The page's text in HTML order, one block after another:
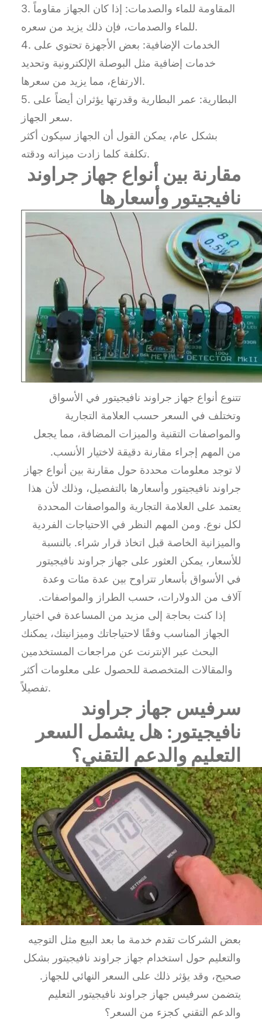
3. المقاومة للماء والصدمات: إذا كان الجهاز مقاوماً
للماء والصدمات، فإن ذلك يزيد من سعره.
4. الخدمات الإضافية: بعض الأجهزة تحتوي على
خدمات إضافية مثل البوصلة الإلكترونية وتحديد
الارتفاع، مما يزيد من سعرها.
5. البطارية: عمر البطارية وقدرتها يؤثران أيضاً على
سعر الجهاز.
بشكل عام، يمكن القول أن الجهاز سيكون أكثر
تكلفة كلما زادت ميزاته ودقته.
مقارنة بين أنواع جهاز جراوند
نافيجيتور وأسعارها
تتنوع أنواع جهاز جراوند نافيجيتور في الأسواق
وتختلف في السعر حسب العلامة التجارية
والمواصفات التقنية والميزات المضافة، مما يجعل
من المهم إجراء مقارنة دقيقة لاختيار الأنسب.
لا توجد معلومات محددة حول مقارنة بين أنواع جهاز
جراوند نافيجيتور وأسعارها بالتفصيل، وذلك لأن هذا
يعتمد على العلامة التجارية والمواصفات المحددة
لكل نوع. ومن المهم النظر في الاحتياجات الفردية
والميزانية الخاصة قبل اتخاذ قرار شراء. بالنسبة
للأسعار، يمكن العثور على جهاز جراوند نافيجيتور
في الأسواق بأسعار تتراوح بين عدة مئات وعدة
آلاف من الدولارات، حسب الطراز والمواصفات.
إذا كنت بحاجة إلى مزيد من المساعدة في اختيار
الجهاز المناسب وفقًا لاحتياجاتك وميزانيتك، يمكنك
البحث عبر الإنترنت عن مراجعات المستخدمين
والمقالات المتخصصة للحصول على معلومات أكثر
تفصيلاً.
سرفيس جهاز جراوند
نافيجيتور: هل يشمل السعر
التعليم والدعم التقني؟
بعض الشركات تقدم خدمة ما بعد البيع مثل التوجيه
والتعليم حول استخدام جهاز جراوند نافيجيتور بشكل
صحيح، وقد يؤثر ذلك على السعر النهائي للجهاز.
يتضمن سرفيس جهاز جراوند نافيجيتور التعليم
والدعم التقني كجزء من السعر؟